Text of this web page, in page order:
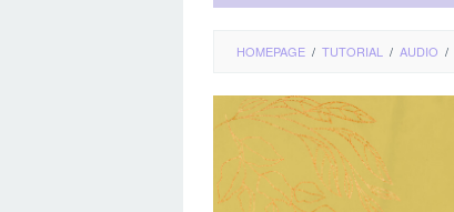
HOMEPAGE / TUTORIAL / AUDIO /